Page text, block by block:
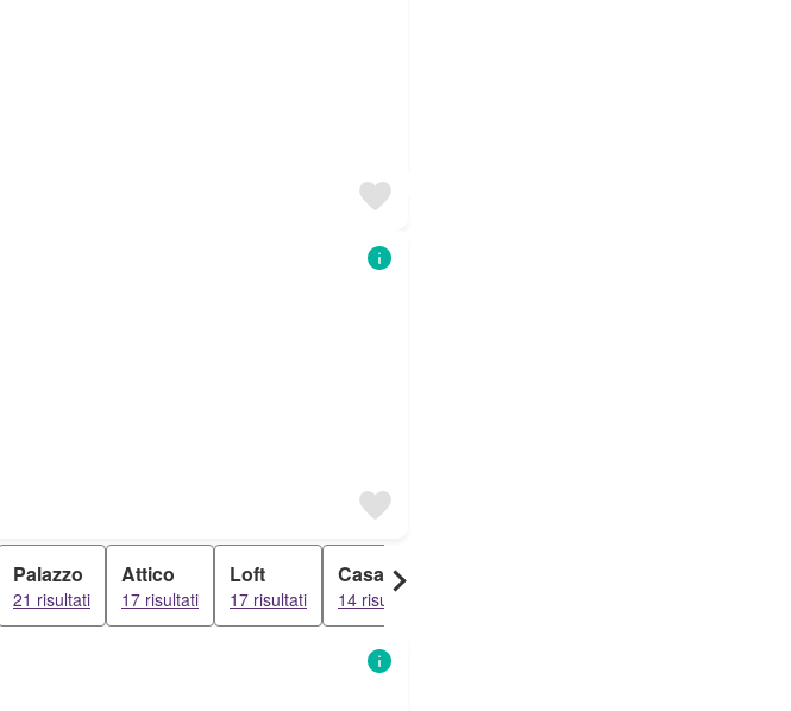
Palazzo
21 risultati
Attico
17 risultati
Loft
17 risultati
Casa
14 risultati